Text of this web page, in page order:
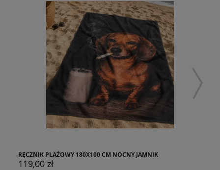
RĘCZNIK PLAŻOWY 180X100 CM NOCNY JAMNIK
119,00 zł